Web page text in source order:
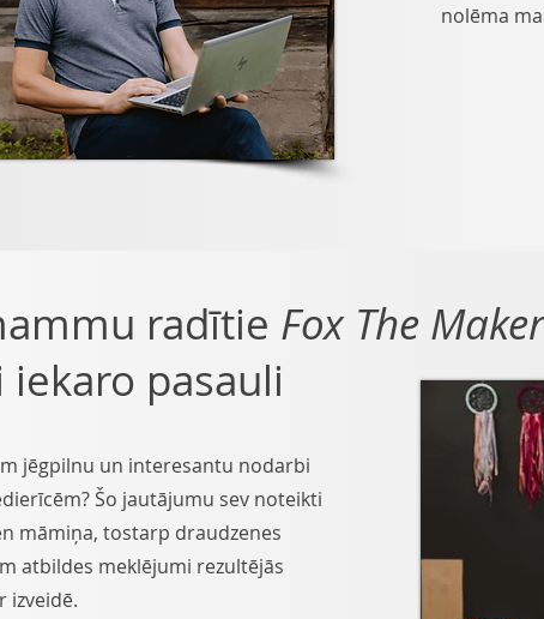
nolēma
radītie Fox The Maker
pasauli
jēgpilnu un interesantu nodarbi
Šo jautājumu sev noteikti
māmiņa, tostarp draudzenes
atbildes meklējumi rezultējās
izveidē.